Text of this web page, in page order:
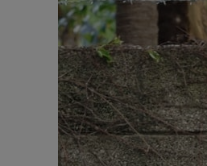
CONTENTS
INFORMATION
ご利用ガイド